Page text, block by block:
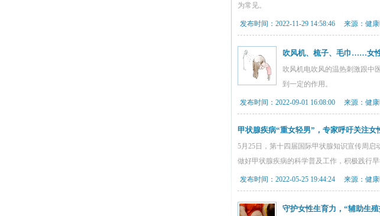
为常见。
发布时间：2022-11-29 14:58:46 来源：健康
吹风机、梳子、毛巾……女
吹风机电吹风的温热刺激跟中
到一定的作用。
发布时间：2022-09-01 16:08:00 来源：健康
甲状腺疾病“重女轻男”，专家呼吁关注女
5月25日，第十四届国际甲状腺知识宣传周启
做好甲状腺疾病的科学普及工作，积极践行
发布时间：2022-05-25 19:44:24 来源：健康
守护女性生育力，“辅助生